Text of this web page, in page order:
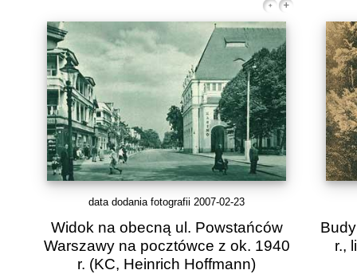
data dodania fotografii 2007-02-23
Widok na obecną ul. Powstańców
Warszawy na pocztówce z ok. 1940
r. (KC, Heinrich Hoffmann)
r.,